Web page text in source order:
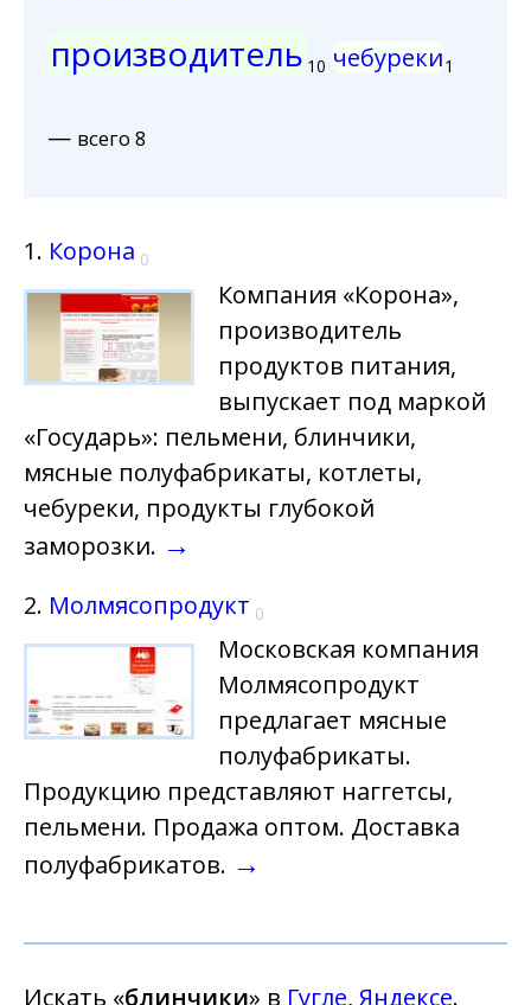
производитель 10 чебуреки1
— всего 8
1. Корона 0
Компания «Корона»,
производитель
продуктов питания,
выпускает под маркой
«Государь»: пельмени, блинчики,
мясные полуфабрикаты, котлеты,
чебуреки, продукты глубокой
заморозки. →
2. Молмясопродукт 0
Московская компания
Молмясопродукт
предлагает мясные
полуфабрикаты.
Продукцию представляют наггетсы,
пельмени. Продажа оптом. Доставка
полуфабрикатов. →
Искать «блинчики» в Гугле, Яндексе.